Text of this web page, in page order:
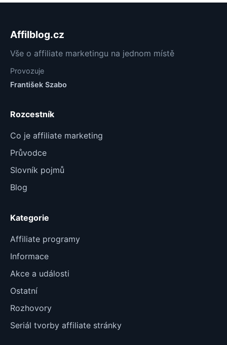
Affilblog.cz
Vše o affiliate marketingu na jednom místě
Provozuje
František Szabo
Rozcestník
Co je affiliate marketing
Průvodce
Slovník pojmů
Blog
Kategorie
Affiliate programy
Informace
Akce a události
Ostatní
Rozhovory
Seriál tvorby affiliate stránky